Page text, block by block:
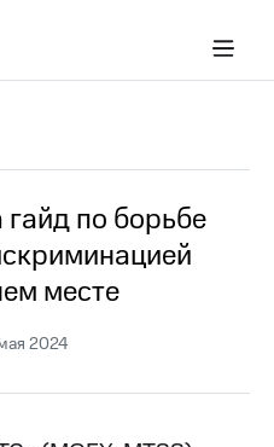
по борьбе
месте
2024